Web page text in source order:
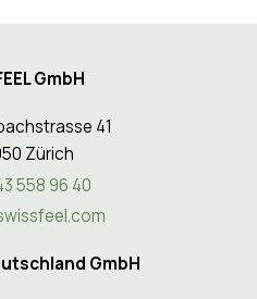
GmbH
41
Zürich
558 96 40
ssf lc m
GmbH